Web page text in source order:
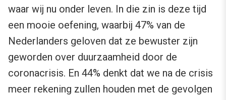
waar wij nu onder leven. In die zin is deze tijd
een mooie oefening, waarbij 47% van de
Nederlanders geloven dat ze bewuster zijn
geworden over duurzaamheid door de
coronacrisis. En 44% denkt dat we na de crisis
meer rekening zullen houden met de gevolgen